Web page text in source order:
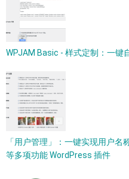
WPJAM Basic - 样式定制：一键
「用户管理」：一键实现用户
等多项功能 WordPress 插件